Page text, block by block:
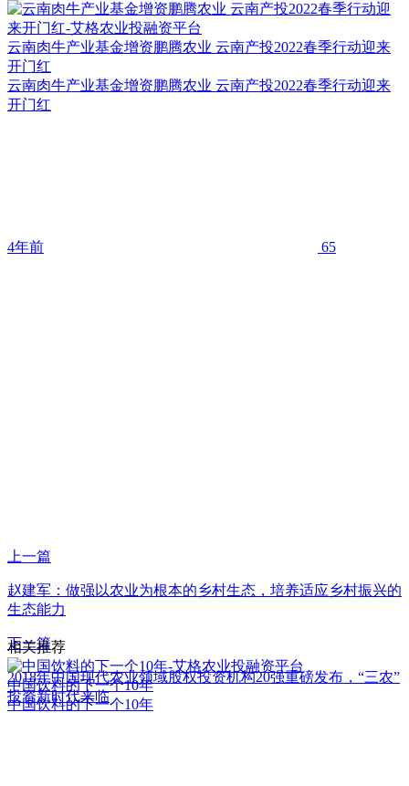
云南肉牛产业基金增资鹏腾农业 云南产投2022春季行动迎来
开门红
云南肉牛产业基金增资鹏腾农业 云南产投2022春季行动迎来
开门红
4年前 65
上一篇
赵建军：做强以农业为根本的乡村生态，培养适应乡村振兴的
生态能力
下一篇
2018年中国现代农业领域股权投资机构20强重磅发布，“三农”
投资新时代来临
相关推荐
中国饮料的下一个10年
中国饮料的下一个10年